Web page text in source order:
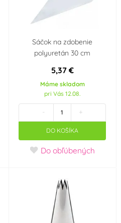
Sáčok na zdobenie
polyuretán 30 cm
5,37 €
Máme skladom
pri Vás 12.08.
- +
DO KOŠÍKA
Do obľúbených